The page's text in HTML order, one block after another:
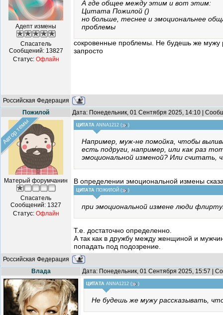
Адепт измены
Спасатель
Сообщений: 13827
Статус: Офлайн
А где общее между этим и вот этим:
Цитата Пожилой ()
но больше, теснее и эмоциональнее
проблемы
сокровенные проблемы. Не будешь же мужу
запросто
Российская Федерация
Пожилой
Дата: Понедельник, 01 Сентября 2025, 14:10 |
Автор темы
Матерый форумчанин
Спасатель
Сообщений: 1327
Статус: Офлайн
ЦИТАТА ANNA1212 ( )
Например, муж-не помойка, чтобы
есть подруги, например, или как раз
эмоциональной изменой? Или считать,
В определении эмоциональной измены
ЦИТАТА ПОЖИЛОЙ ( )
при эмоциональной измене люди
Т.е. достаточно определенно.
А так как в дружбу между женщиной и
попадать под подозрение.
Российская Федерация
Влада
Дата: Понедельник, 01 Сентября 2025, 15:57 |
ЦИТАТА ANNA1212 ( )
Не будешь же мужу рассказывать,